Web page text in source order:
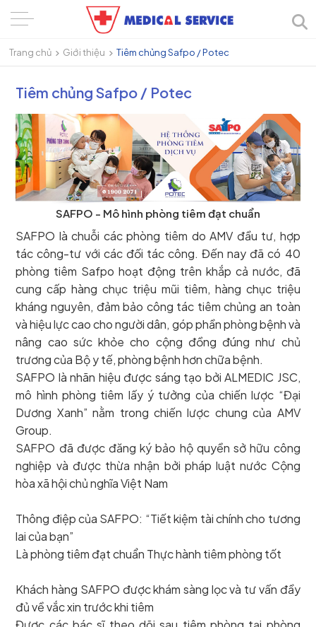
Trang chủ Giới thiệu Tiêm chủng Safpo / Potec
Tiêm chủng Safpo / Potec
SAFPO - Mô hình phòng tiêm đạt chuẩn
SAFPO là chuỗi các phòng tiêm do AMV đầu tư, hợp
tác công-tư với các đối tác công. Đến nay đã có 40
phòng tiêm Safpo hoạt động trên khắp cả nước, đã
cung cấp hàng chục triệu mũi tiêm, hàng chục triệu
kháng nguyên, đảm bảo công tác tiêm chủng an toàn
và hiệu lực cao cho người dân, góp phần phòng bệnh và
nâng cao sức khỏe cho cộng đồng đúng như chủ
trương của Bộ y tế, phòng bệnh hơn chữa bệnh.
SAFPO là nhãn hiệu được sáng tạo bởi ALMEDIC JSC,
mô hình phòng tiêm lấy ý tưởng của chiến lược “Đại
Dương Xanh” nằm trong chiến lược chung của AMV
Group.
SAFPO đã được đăng ký bảo hộ quyền sở hữu công
nghiệp và được thừa nhận bởi pháp luật nước Cộng
hòa xã hội chủ nghĩa Việt Nam
Thông điệp của SAFPO: “Tiết kiệm tài chính cho tương
lai của bạn”
Là phòng tiêm đạt chuẩn Thực hành tiêm phòng tốt
Khách hàng SAFPO được khám sàng lọc và tư vấn đầy
đủ về vắc xin trước khi tiêm